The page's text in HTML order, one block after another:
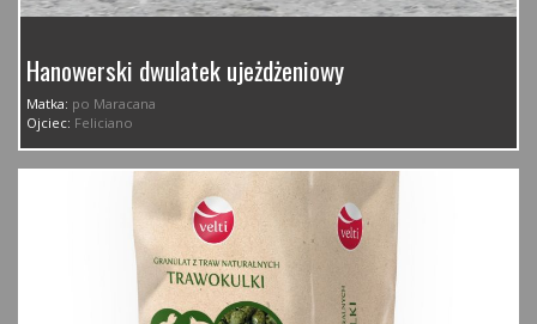
Hanowerski dwulatek ujeżdżeniowy
Matka: po Maracana
Ojciec: Feliciano